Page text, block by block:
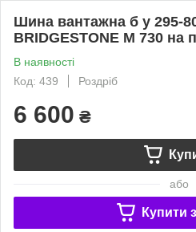
Шина вантажна б у 295-
BRIDGESTONE M 730 на
В наявності
Код: 439
Роздріб
6 600 ₴
або
Купити з